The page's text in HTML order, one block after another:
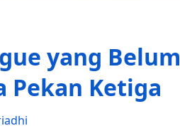
yang Belum
Pekan Ketiga